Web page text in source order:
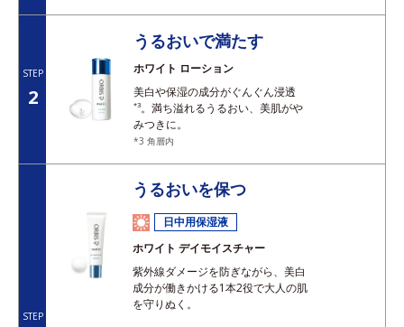
STEP
2
うるおいで満たす
ホワイト ローション
美白や保湿の成分がぐんぐん浸透
*3。満ち溢れるうるおい、美肌がや
みつきに。
*3 角層内
STEP
うるおいを保つ
日中用保湿液
ホワイト デイモイスチャー
紫外線ダメージを防ぎながら、美白
成分が働きかける1本2役で大人の肌
を守りぬく。